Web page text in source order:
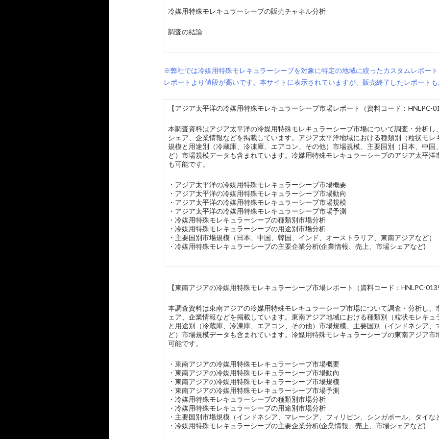
冷媒用特殊モレキュラーシーブの販売チャネル分析
調査の結論
※弊社では冷媒用特殊モレキュラーシーブを対象に特定の地域に絞ったカスタムレポー
レポートより値段が高いです。本サイトに表示されていますが、販売終了したレポート
【アジア太平洋の冷媒用特殊モレキュラーシーブ市場レポート（資料コード：HNLPC-
本調査資料はアジア太平洋の冷媒用特殊モレキュラーシーブ市場について調査・分析
シェア、企業情報などを掲載しています。アジア太平洋地域における種類別（粒状モ
規模と用途別（冷蔵庫、冷凍庫、エアコン、その他）市場規模、主要国別（日本、中
ど）市場規模データも含まれています。冷媒用特殊モレキュラーシーブのアジア太平
も可能です。
・アジア太平洋の冷媒用特殊モレキュラーシーブ市場概要
・アジア太平洋の冷媒用特殊モレキュラーシーブ市場動向
・アジア太平洋の冷媒用特殊モレキュラーシーブ市場規模
・アジア太平洋の冷媒用特殊モレキュラーシーブ市場予測
・冷媒用特殊モレキュラーシーブの種類別市場分析
・冷媒用特殊モレキュラーシーブの用途別市場分析
・主要国別市場規模（日本、中国、韓国、インド、オーストラリア、東南アジアなど）
・冷媒用特殊モレキュラーシーブの主要企業分析(企業情報、売上、市場シェアなど)
【東南アジアの冷媒用特殊モレキュラーシーブ市場レポート（資料コード：HNLPC-
本調査資料は東南アジアの冷媒用特殊モレキュラーシーブ市場について調査・分析し
ェア、企業情報などを掲載しています。東南アジア地域における種類別（粒状モレキ
と用途別（冷蔵庫、冷凍庫、エアコン、その他）市場規模、主要国別（インドネシア
ど）市場規模データも含まれています。冷媒用特殊モレキュラーシーブの東南アジア
可能です。
・東南アジアの冷媒用特殊モレキュラーシーブ市場概要
・東南アジアの冷媒用特殊モレキュラーシーブ市場動向
・東南アジアの冷媒用特殊モレキュラーシーブ市場規模
・東南アジアの冷媒用特殊モレキュラーシーブ市場予測
・冷媒用特殊モレキュラーシーブの種類別市場分析
・冷媒用特殊モレキュラーシーブの用途別市場分析
・主要国別市場規模（インドネシア、マレーシア、フィリピン、シンガポール、タイな
・冷媒用特殊モレキュラーシーブの主要企業分析(企業情報、売上、市場シェアなど)